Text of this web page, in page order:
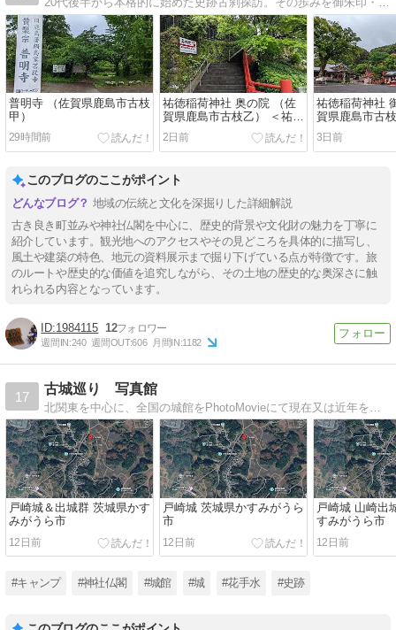
普明寺 （佐賀県鹿島市古枝
甲）
29時間前
祐徳稲荷神社 奥の院 （佐
賀県鹿島市古枝乙） ＜祐徳
稲荷 其の肆＞
2日前
祐徳稲荷神社
賀県鹿島市古
稲荷 其の参＞
3日前
このブログのここがポイント
地域の伝統と文化を深掘りした詳細解説
古き良き町並みや神社仏閣を中心に、歴史的背景や文化財の魅力を丁寧に
紹介しています。観光地へのアクセスやその見どころを具体的に描写し、
風土や建築の特色、地元の資料展示まで掘り下げている点が特徴です。旅
のルートや歴史的な価値を追究しながら、その土地の歴史的な奥深さに触
れられる内容となっています。
1984115 12
週間IN:240 週間OUT:606 月間IN:1182
17
古城巡り 写真館
戸崎城＆出城群 茨城県かす
みがうら市
12日前
戸崎城 茨城県かすみがうら
市
12日前
戸崎城 山崎出
すみがうら市
12日前
#キャンプ #神社仏閣 #城館 #城 #花手水 #史跡